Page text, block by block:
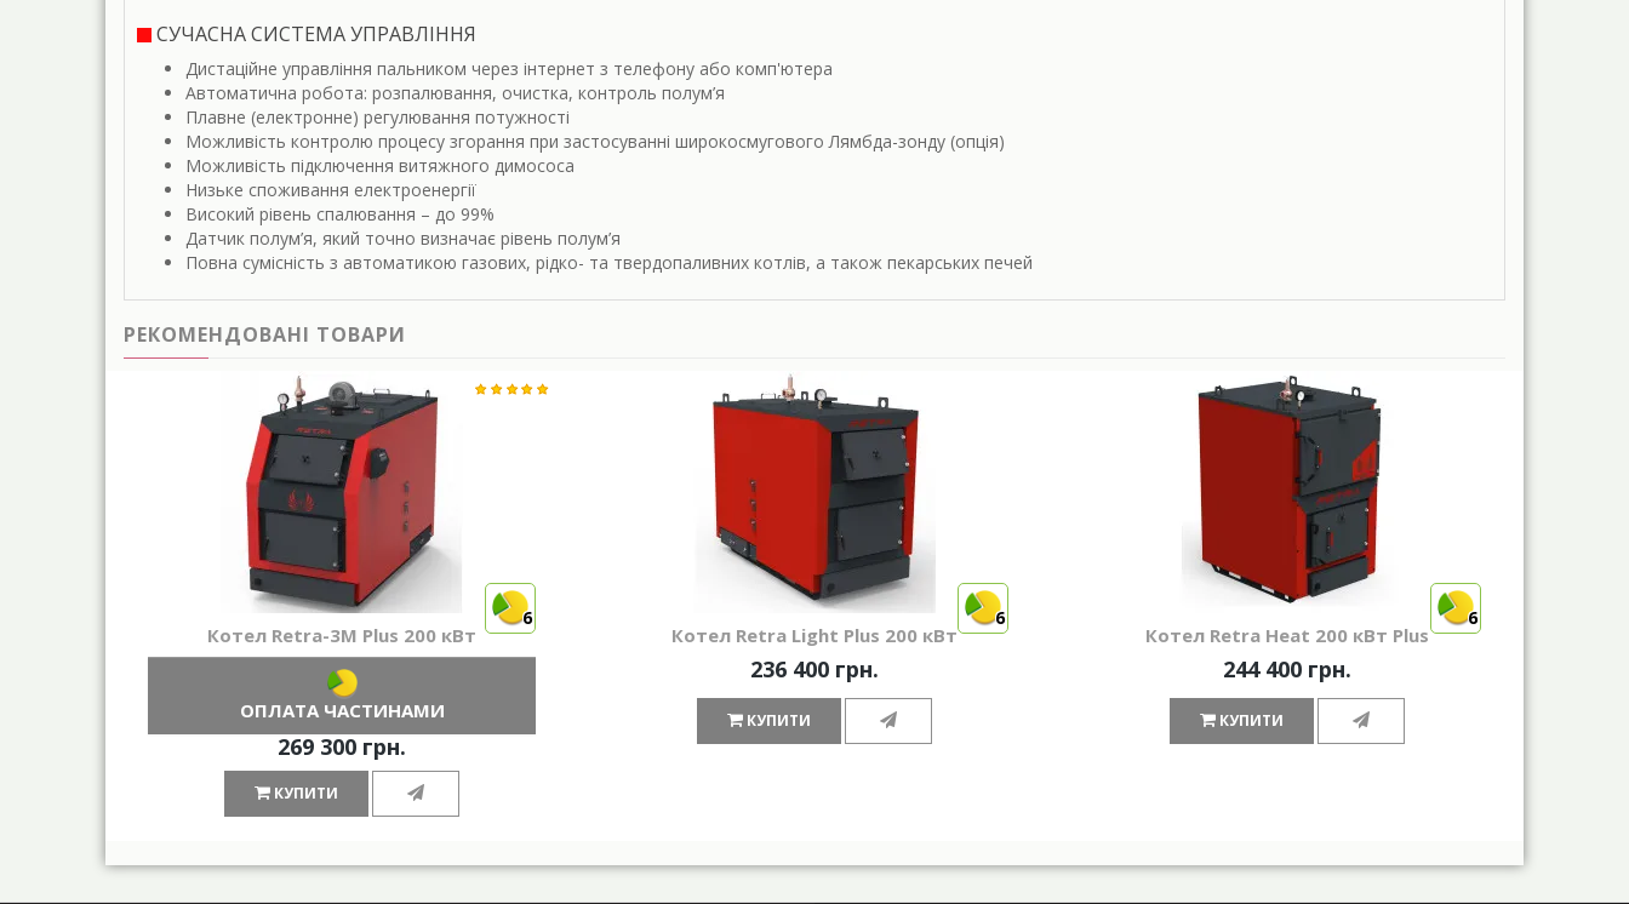
СУЧАСНА СИСТЕМА УПРАВЛІННЯ
Дистаційне управління пальником через інтернет з телефону або комп'ютера
Автоматична робота: розпалювання, очистка, контроль полум’я
Плавне (електронне) регулювання потужності
Можливість контролю процесу згорання при застосуванні широкосмугового Лямбда-зонду (опція)
Можливість підключення витяжного димососа
Низьке споживання електроенергії
Високий рівень спалювання – до 99%
Датчик полум’я, який точно визначає рівень полум’я
Повна сумісність з автоматикою газових, рідко- та твердопаливних котлів, а також пекарських печей
РЕКОМЕНДОВАНІ ТОВАРИ
6
Котел Retra-3М Plus 200 кВт
ОПЛАТА ЧАСТИНАМИ
269 300 грн.
КУПИТИ
6
Котел Retra Light Plus 200 кВт
236 400 грн.
КУПИТИ
6
Котел Retra Heat 200 кВт Plus
244 400 грн.
КУПИТИ